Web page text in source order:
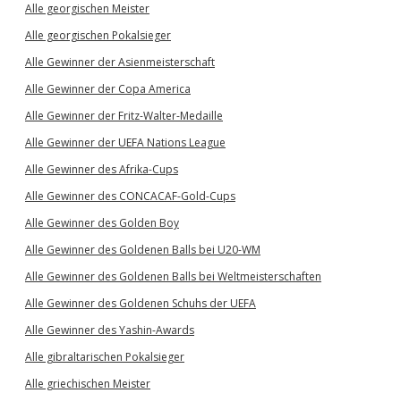
Alle georgischen Meister
Alle georgischen Pokalsieger
Alle Gewinner der Asienmeisterschaft
Alle Gewinner der Copa America
Alle Gewinner der Fritz-Walter-Medaille
Alle Gewinner der UEFA Nations League
Alle Gewinner des Afrika-Cups
Alle Gewinner des CONCACAF-Gold-Cups
Alle Gewinner des Golden Boy
Alle Gewinner des Goldenen Balls bei U20-WM
Alle Gewinner des Goldenen Balls bei Weltmeisterschaften
Alle Gewinner des Goldenen Schuhs der UEFA
Alle Gewinner des Yashin-Awards
Alle gibraltarischen Pokalsieger
Alle griechischen Meister